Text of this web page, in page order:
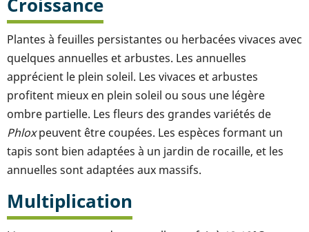
Croissance
Plantes à feuilles persistantes ou herbacées vivaces avec
quelques annuelles et arbustes. Les annuelles
apprécient le plein soleil. Les vivaces et arbustes
profitent mieux en plein soleil ou sous une légère
ombre partielle. Les fleurs des grandes variétés de
Phloxpeuvent être coupées. Les espèces formant un
tapis sont bien adaptées à un jardin de rocaille, et les
annuelles sont adaptées aux massifs.
Multiplication